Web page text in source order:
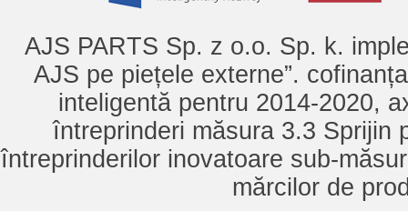
AJS PARTS Sp. z o.o. Sp. k.
AJS pe piețele externe”.
inteligentă pentru 2014-2020,
întreprinderi măsura 3.3 Sprijin
întreprinderilor inovatoare sub-
mărcilor de